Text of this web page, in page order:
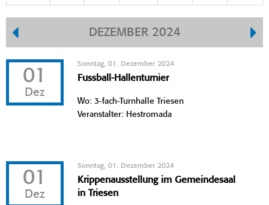
DEZEMBER 2024
01
Dez
Sonntag, 01. Dezember 2024
Fussball-Hallenturnier
Wo: 3-fach-Turnhalle Triesen
Veranstalter: Hestromada
01
Dez
Sonntag, 01. Dezember 2024
Krippenausstellung im Gemeindesaal
in Triesen